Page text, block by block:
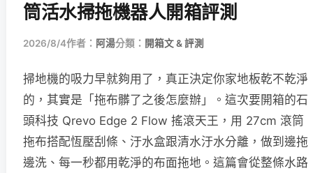
筒活水掃拖機器人開箱評測
2026/8/4作者： 阿湯分類： 開箱文 & 評測
掃地機的吸力早就夠用了，真正決定你家地板乾不乾淨
的，其實是「拖布髒了之後怎麼辦」。這次要開箱的石
頭科技 Qrevo Edge 2 Flow 搖滾天王，用 27cm 滾筒
拖布搭配恆壓刮條、汙水盒跟清水汙水分離，做到邊拖
邊洗、每一秒都用乾淨的布面拖地。這篇會從整條水路